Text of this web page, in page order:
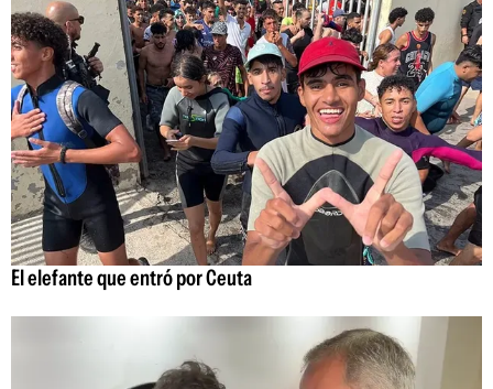
El elefante que entró por Ceuta